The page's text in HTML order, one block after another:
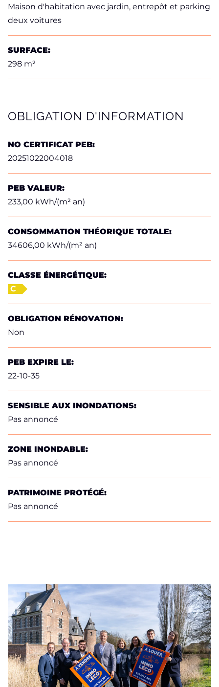
Maison d'habitation avec jardin, entrepôt et parking
deux voitures
SURFACE:
298 m²
OBLIGATION D'INFORMATION
NO CERTIFICAT PEB:
20251022004018
PEB VALEUR:
233,00 kWh/(m² an)
CONSOMMATION THÉORIQUE TOTALE:
34606,00 kWh/(m² an)
CLASSE ÉNERGÉTIQUE:
C
OBLIGATION RÉNOVATION:
Non
PEB EXPIRE LE:
22-10-35
SENSIBLE AUX INONDATIONS:
Pas annoncé
ZONE INONDABLE:
Pas annoncé
PATRIMOINE PROTÉGÉ:
Pas annoncé